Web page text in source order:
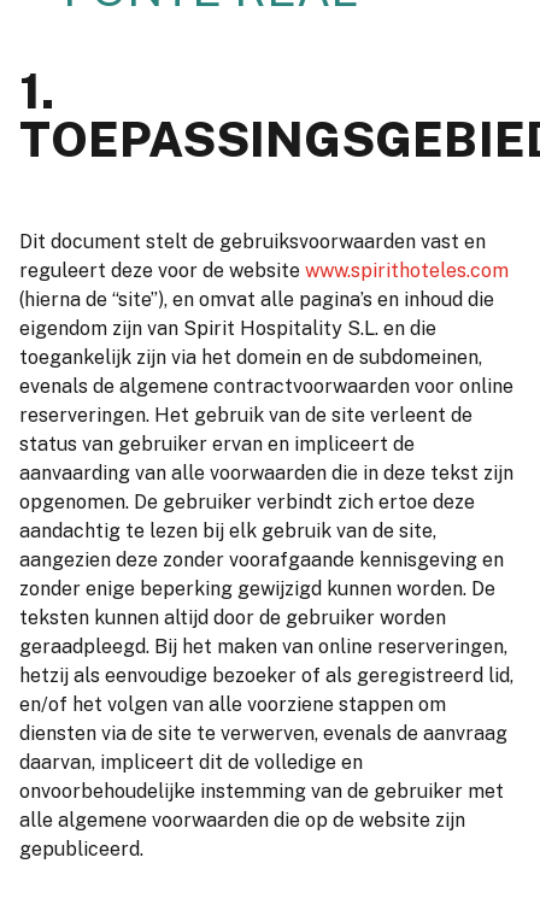
1.
Dit document stelt de gebruiksvoorwaarden vast en
reguleert deze voor de website www.spirithoteles.com
(hierna de “site”), en omvat alle pagina’s en inhoud die
eigendom zijn van Spirit Hospitality S.L. en die
toegankelijk zijn via het domein en de subdomeinen,
evenals de algemene contractvoorwaarden voor online
reserveringen. Het gebruik van de site verleent de
status van gebruiker ervan en impliceert de
aanvaarding van alle voorwaarden die in deze tekst zijn
opgenomen. De gebruiker verbindt zich ertoe deze
aandachtig te lezen bij elk gebruik van de site,
aangezien deze zonder voorafgaande kennisgeving en
zonder enige beperking gewijzigd kunnen worden. De
teksten kunnen altijd door de gebruiker worden
geraadpleegd. Bij het maken van online reserveringen,
hetzij als eenvoudige bezoeker of als geregistreerd lid,
en/of het volgen van alle voorziene stappen om
diensten via de site te verwerven, evenals de aanvraag
daarvan, impliceert dit de volledige en
onvoorbehoudelijke instemming van de gebruiker met
alle algemene voorwaarden die op de website zijn
gepubliceerd.